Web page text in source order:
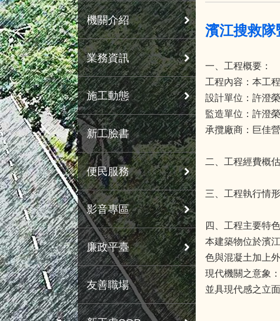
機關介紹
業務資訊
施工動態
新工臉書
便民服務
影音專區
廉政平臺
友善職場
濱江搜救
一、工程概要：
工程內容：本工
設計單位：許澄
監造單位：許澄
承攬廠商：巨佳
二、工程經費概
三、工程執行情
四、工程主要特色
本建築物位於濱
色與混凝土加上
現代機關之意象
並具現代感之立面